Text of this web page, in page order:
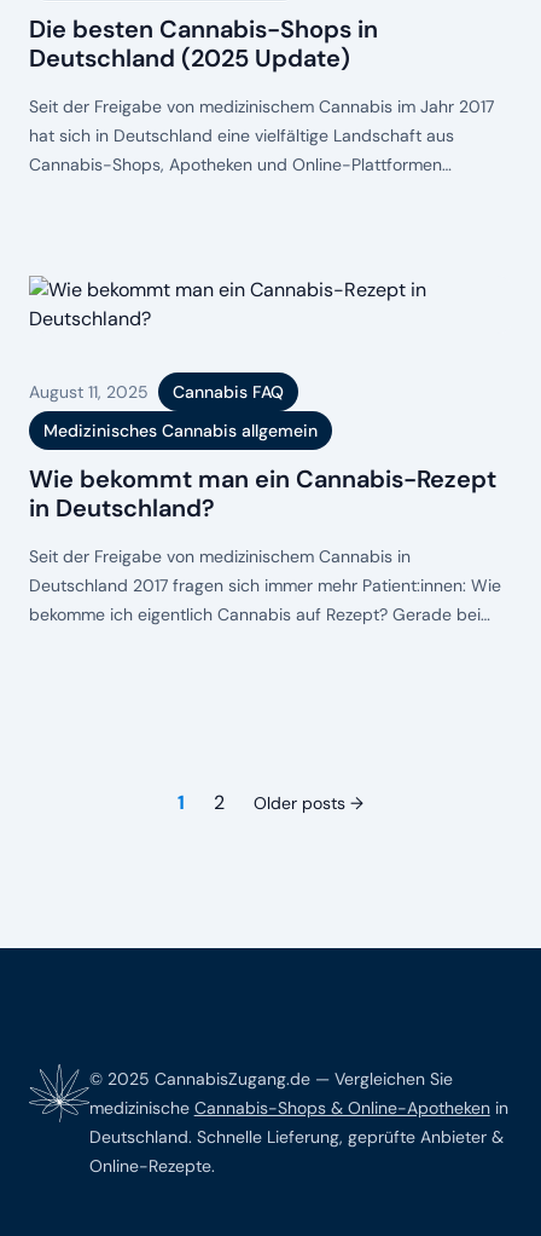
Die besten Cannabis-Shops in
Deutschland (2025 Update)
Seit der Freigabe von medizinischem Cannabis im Jahr 2017
hat sich in Deutschland eine vielfältige Landschaft aus
Cannabis-Shops, Apotheken und Online-Plattformen
Cannabis auf Rezept online bestellen – dein Ratgeber für
Auswahl, Preise
August 11, 2025
Cannabis FAQ
Medizinisches Cannabis allgemein
Wie bekommt man ein Cannabis-Rezept
in Deutschland?
Seit der Freigabe von medizinischem Cannabis in
Deutschland 2017 fragen sich immer mehr Patient:innen: Wie
bekomme ich eigentlich Cannabis auf Rezept? Gerade bei
pagination
1 2 Older posts
© 2025 CannabisZugang.de — Vergleichen Sie
medizinische Cannabis-Shops & Online-Apothekenin
Deutschland. Schnelle Lieferung, geprüfte Anbieter &
Online-Rezepte.